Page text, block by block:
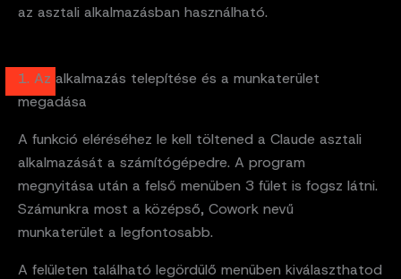
az asztali alkalmazásban használható.
1. Az alkalmazás telepítése és a munkaterület
megadása
A funkció eléréséhez le kell töltened a Claude asztali
alkalmazását a számítógépedre. A program
megnyitása után a felső menüben 3 fület is fogsz látni.
Számunkra most a középső, Cowork nevű
munkaterület a legfontosabb.
A felületen található legördülő menüben kiválaszthatod